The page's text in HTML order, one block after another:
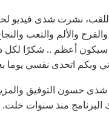
نشرت شذى فيديو
والألم والتعب
سيكون أعظم .. شكرًا
وبكم اتحدى نفسي يوما
شذى حسون التوفيق
البرنامج منذ سنوات خلت.